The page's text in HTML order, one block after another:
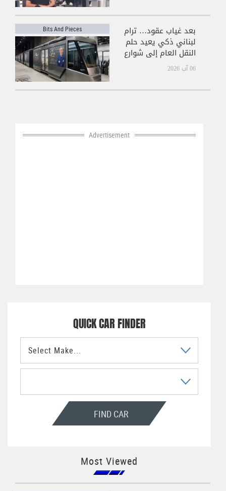
Bits And Pieces بعد غياب عقود… ترام
لبناني ذكي يعيد حلم
النقل العام إلى شوارع
بيروت!
06 آب 2026
Advertisement
QUICK CAR FINDER
FIND CAR
Most Viewed